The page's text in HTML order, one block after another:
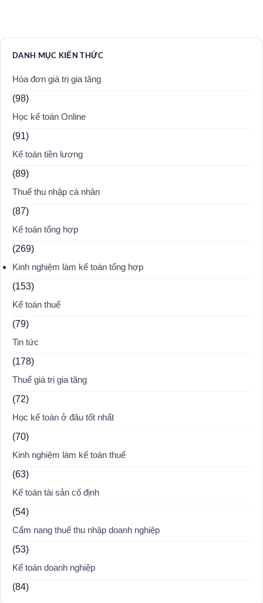
DANH MỤC KIẾN THỨC
Hóa đơn giá trị gia tăng
(98)
Học kế toán Online
(91)
Kế toán tiền lương
(89)
Thuế thu nhập cá nhân
(87)
Kế toán tổng hợp
(269)
Kinh nghiệm làm kế toán tổng hợp
(153)
Kế toán thuế
(79)
Tin tức
(178)
Thuế giá trị gia tăng
(72)
Học kế toán ở đâu tốt nhất
(70)
Kinh nghiệm làm kế toán thuế
(63)
Kế toán tài sản cố định
(54)
Cẩm nang thuế thu nhập doanh nghiệp
(53)
Kế toán doanh nghiệp
(84)